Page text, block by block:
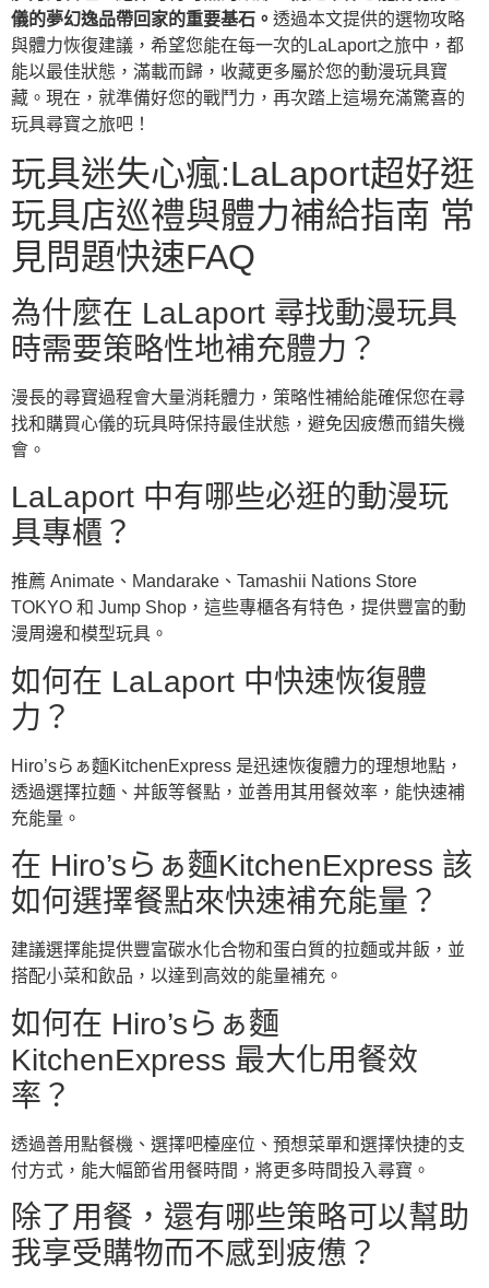
儀的夢幻逸品帶回家的重要基石。 透過本文提供的選物攻略
與體力恢復建議，希望您能在每一次的LaLaport之旅中，都
能以最佳狀態，滿載而歸，收藏更多屬於您的動漫玩具寶
藏。現在，就準備好您的戰鬥力，再次踏上這場充滿驚喜的
玩具尋寶之旅吧！
玩具迷失心瘋:LaLaport超好逛
玩具店巡禮與體力補給指南 常
見問題快速FAQ
為什麼在 LaLaport 尋找動漫玩具
時需要策略性地補充體力？
漫長的尋寶過程會大量消耗體力，策略性補給能確保您在尋
找和購買心儀的玩具時保持最佳狀態，避免因疲憊而錯失機
會。
LaLaport 中有哪些必逛的動漫玩
具專櫃？
推薦 Animate、Mandarake、Tamashii Nations Store
TOKYO 和 Jump Shop，這些專櫃各有特色，提供豐富的動
漫周邊和模型玩具。
如何在 LaLaport 中快速恢復體
力？
Hiro’sらぁ麵KitchenExpress 是迅速恢復體力的理想地點，
透過選擇拉麵、丼飯等餐點，並善用其用餐效率，能快速補
充能量。
在 Hiro’sらぁ麵KitchenExpress 該
如何選擇餐點來快速補充能量？
建議選擇能提供豐富碳水化合物和蛋白質的拉麵或丼飯，並
搭配小菜和飲品，以達到高效的能量補充。
如何在 Hiro’sらぁ麵
KitchenExpress 最大化用餐效
率？
透過善用點餐機、選擇吧檯座位、預想菜單和選擇快捷的支
付方式，能大幅節省用餐時間，將更多時間投入尋寶。
除了用餐，還有哪些策略可以幫助
我享受購物而不感到疲憊？